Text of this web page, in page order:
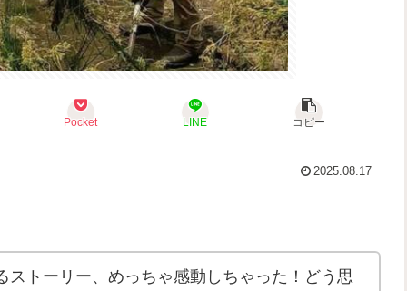
Pocket LINE コピー
2025.08.17
ストーリー、めっちゃ感動しちゃった！どう思